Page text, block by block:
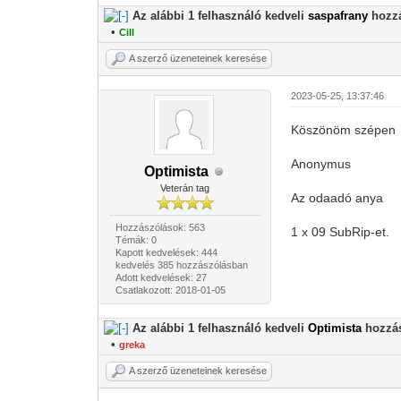
Az alábbi 1 felhasználó kedvelisaspafrany
•Cill
A szerző üzeneteinek keresése
Optimista
Veterán tag
Hozzászólások: 563
Témák: 0
Kapott kedvelések: 444
kedvelés 385 hozzászólásban
Adott kedvelések: 27
Csatlakozott: 2018-01-05
2023-05-25, 13:37:46
Köszönöm szépen
Anonymus
Az odaadó anya
1 x 09 SubRip-et.
Az alábbi 1 felhasználó kedveliOptimista
•greka
A szerző üzeneteinek keresése